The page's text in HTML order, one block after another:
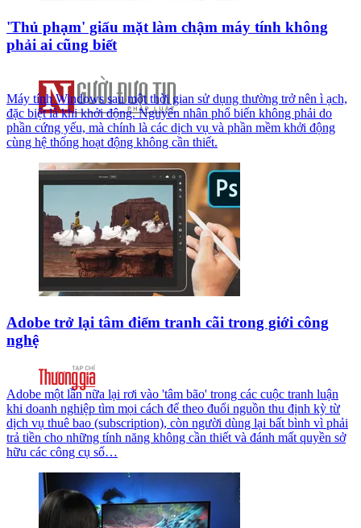
'Thủ phạm' giấu mặt làm chậm máy tính không
phải ai cũng biết
Máy tính Windows sau một thời gian sử dụng thường trở nên ì ạch,
đặc biệt là khi khởi động. Nguyên nhân phổ biến không phải do
phần cứng yếu, mà chính là các dịch vụ và phần mềm khởi động
cùng hệ thống hoạt động không cần thiết.
Adobe trở lại tâm điểm tranh cãi trong giới công
nghệ
Adobe một lần nữa lại rơi vào 'tâm bão' trong các cuộc tranh luận
khi doanh nghiệp tìm mọi cách để theo đuổi nguồn thu định kỳ từ
dịch vụ thuê bao (subscription), còn người dùng lại bất bình vì phải
trả tiền cho những tính năng không cần thiết và đánh mất quyền sở
hữu các công cụ số…